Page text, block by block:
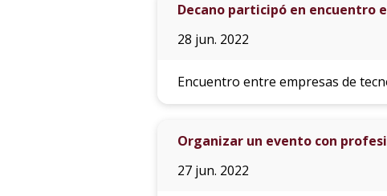
Decano participó en encuentro
28 jun. 2022
Encuentro entre empresas de
Organizar un evento con
27 jun. 2022